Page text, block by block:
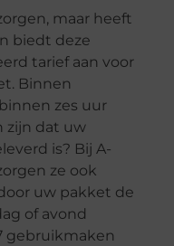
maar heeft
biedt deze
tarief aan voor
Binnen
zes uur
zijn dat uw
is? Bij A-
ze ook
uw pakket de
of avond
gebruikmaken